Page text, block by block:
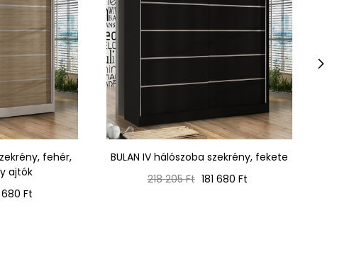
fehér,
ajtók
680 Ft
BULAN IV hálószoba szekrény, fekete
Normál
218 205 Ft Ár
181 680 Ft